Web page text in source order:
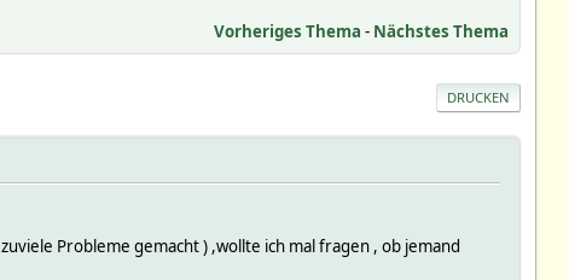
Vorheriges Thema - Nächstes Thema
DRUCKEN
Probleme gemacht ) ,wollte ich mal fragen , ob jemand